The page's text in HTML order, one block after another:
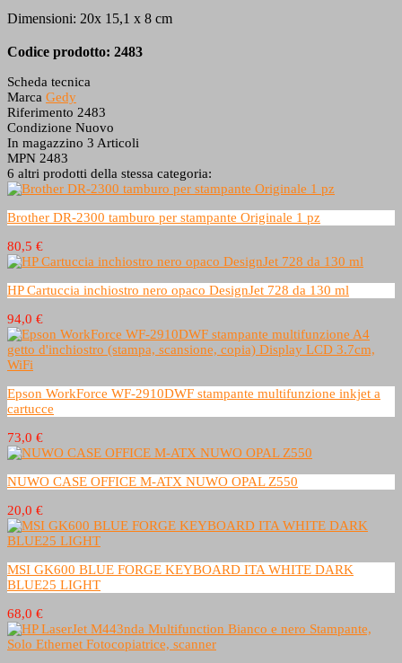
Dimensioni: 20x 15,1 x 8 cm
Codice prodotto: 2483
Scheda tecnica
Marca Gedy
Riferimento 2483
Condizione Nuovo
In magazzino 3 Articoli
MPN 2483
6 altri prodotti della stessa categoria:
Brother DR-2300 tamburo per stampante Originale 1 pz
80,5 €
HP Cartuccia inchiostro nero opaco DesignJet 728 da 130 ml
94,0 €
Epson WorkForce WF-2910DWF stampante multifunzione inkjet a
cartucce
73,0 €
NUWO CASE OFFICE M-ATX NUWO OPAL Z550
20,0 €
MSI GK600 BLUE FORGE KEYBOARD ITA WHITE DARK
BLUE25 LIGHT
68,0 €